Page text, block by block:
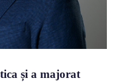
și a majorat